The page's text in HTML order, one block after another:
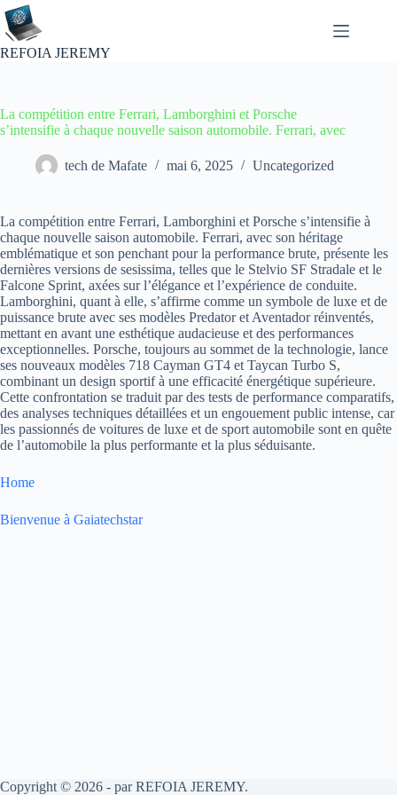
Passer
au
contenu
REFOIA JEREMY
La compétition entre Ferrari, Lamborghini et Porsche
s’intensifie à chaque nouvelle saison automobile. Ferrari, avec
tech de Mafate mai 6, 2025 Uncategorized
La compétition entre Ferrari, Lamborghini et Porsche s’intensifie à
chaque nouvelle saison automobile. Ferrari, avec son héritage
emblématique et son penchant pour la performance brute, présente les
dernières versions de sesissima, telles que le Stelvio SF Stradale et le
Falcone Sprint, axées sur l’élégance et l’expérience de conduite.
Lamborghini, quant à elle, s’affirme comme un symbole de luxe et de
puissance brute avec ses modèles Predator et Aventador réinventés,
mettant en avant une esthétique audacieuse et des performances
exceptionnelles. Porsche, toujours au sommet de la technologie, lance
ses nouveaux modèles 718 Cayman GT4 et Taycan Turbo S,
combinant un design sportif à une efficacité énergétique supérieure.
Cette confrontation se traduit par des tests de performance comparatifs,
des analyses techniques détaillées et un engouement public intense, car
les passionnés de voitures de luxe et de sport automobile sont en quête
de l’automobile la plus performante et la plus séduisante.
Home
Bienvenue à Gaiatechstar
Copyright © 2026 - par REFOIA JEREMY.